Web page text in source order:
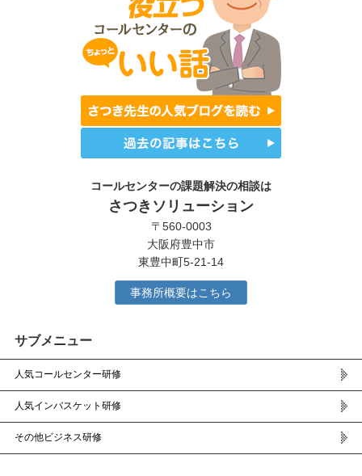
コールセンターの課題解決の相談は
さつきソリューション
〒560-0003
大阪府豊中市
東豊中町5-21-14
事務所概要はこちら
サブメニュー
人気コールセンター研修
人気インバスケット研修
その他ビジネス研修